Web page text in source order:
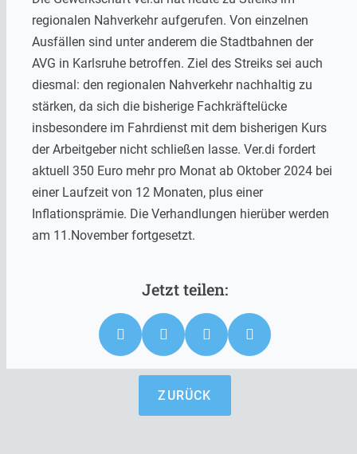
regionalen Nahverkehr aufgerufen. Von einzelnen
Ausfällen sind unter anderem die Stadtbahnen der
AVG in Karlsruhe betroffen. Ziel des Streiks sei auch
diesmal: den regionalen Nahverkehr nachhaltig zu
stärken, da sich die bisherige Fachkräftelücke
insbesondere im Fahrdienst mit dem bisherigen Kurs
der Arbeitgeber nicht schließen lasse. Ver.di fordert
aktuell 350 Euro mehr pro Monat ab Oktober 2024 bei
einer Laufzeit von 12 Monaten, plus einer
Inflationsprämie. Die Verhandlungen hierüber werden
am 11.November fortgesetzt.
ZURÜCK